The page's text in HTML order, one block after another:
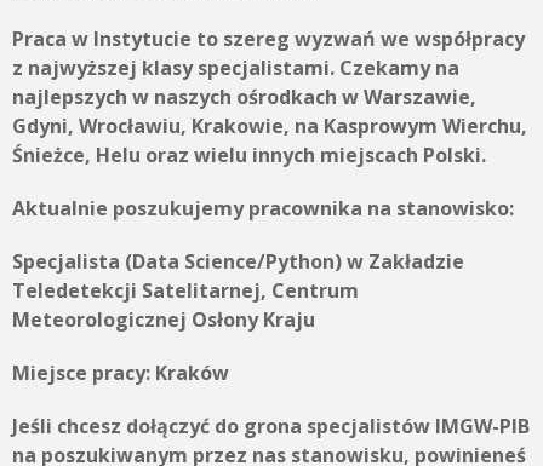
Praca w Instytucie to szereg wyzwań we współpracy
z najwyższej klasy specjalistami. Czekamy na
najlepszych w naszych ośrodkach w Warszawie,
Gdyni, Wrocławiu, Krakowie, na Kasprowym Wierchu,
Śnieżce, Helu oraz wielu innych miejscach Polski.
Aktualnie poszukujemy pracownika na stanowisko:
Specjalista (Data Science/Python) w Zakładzie
Teledetekcji Satelitarnej, Centrum
Meteorologicznej Osłony Kraju
Miejsce pracy: Kraków
Jeśli chcesz dołączyć do grona specjalistów IMGW-PIB
na poszukiwanym przez nas stanowisku, powinieneś